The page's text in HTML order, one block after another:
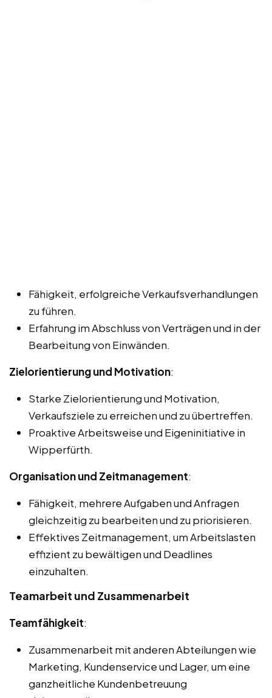
Fähigkeit, erfolgreiche Verkaufsverhandlungen
zu führen.
Erfahrung im Abschluss von Verträgen und in der
Bearbeitung von Einwänden.
Zielorientierung und Motivation:
Starke Zielorientierung und Motivation,
Verkaufsziele zu erreichen und zu übertreffen.
Proaktive Arbeitsweise und Eigeninitiative in
Wipperfürth.
Organisation und Zeitmanagement:
Fähigkeit, mehrere Aufgaben und Anfragen
gleichzeitig zu bearbeiten und zu priorisieren.
Effektives Zeitmanagement, um Arbeitslasten
effizient zu bewältigen und Deadlines
einzuhalten.
Teamarbeit und Zusammenarbeit
Teamfähigkeit:
Zusammenarbeit mit anderen Abteilungen wie
Marketing, Kundenservice und Lager, um eine
ganzheitliche Kundenbetreuung